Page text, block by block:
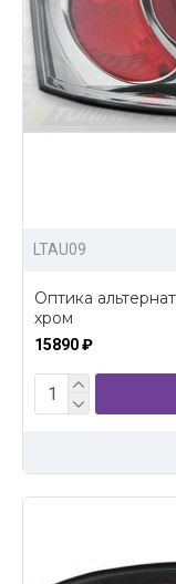
LTAU09
Оптика
хром
15890 ₽